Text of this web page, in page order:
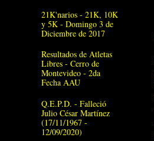
21K'narios - 21K, 10K
y 5K - Domingo 3 de
Diciembre de 2017
Resultados de Atletas
Libres - Cerro de
Montevideo - 2da
Fecha AAU
Q.E.P.D. - Falleció
Julio César Martínez
(17/11/1967 -
12/09/2020)